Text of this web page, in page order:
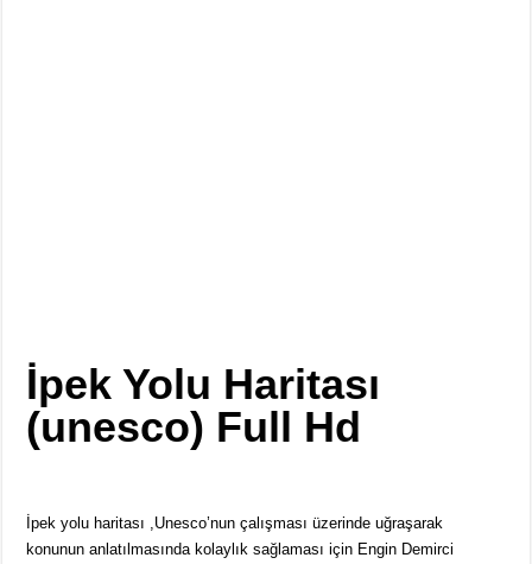
İpek Yolu Haritası
(unesco) Full Hd
İpek yolu haritası ,Unesco’nun çalışması üzerinde uğraşarak
konunun anlatılmasında kolaylık sağlaması için Engin Demirci